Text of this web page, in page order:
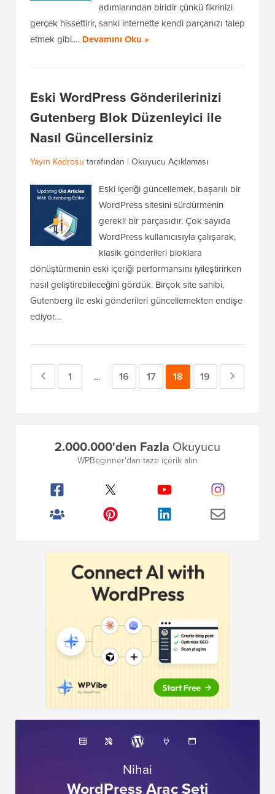
adımlarından biridir çünkü fikrinizi
gerçek hissettirir, sanki internette kendi parçanızı talep
etmek gibi.… Devamını Oku »
Eski WordPress Gönderilerinizi
Gutenberg Blok Düzenleyici ile
Nasıl Güncellersiniz
Yayın Kadrosu tarafından | Okuyucu Açıklaması
Eski içeriği güncellemek, başarılı bir
WordPress sitesini sürdürmenin
gerekli bir parçasıdır. Çok sayıda
WordPress kullanıcısıyla çalışarak,
klasik gönderileri bloklara
dönüştürmenin eski içeriği performansını iyileştirirken
nasıl geliştirebileceğini gördük. Birçok site sahibi,
Gutenberg ile eski gönderileri güncellemekten endişe
ediyor…
ÖncekiSayfa
1
Geçici
sayfalar
… Sayfa
16 Sayfa
17 Sayfa
18 Sayfa
19
2.000.000'den Fazla Okuyucu
WPBeginner'dan taze içerik alın
Nihai
WordPress Araç Seti